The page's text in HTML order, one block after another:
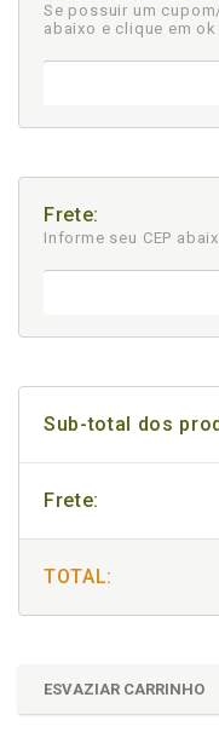
Se possuir um
abaixo e clique em ok
Frete:
Informe seu CEP
Sub-total dos
Frete:
TOTAL:
ESVAZIAR CARRINHO